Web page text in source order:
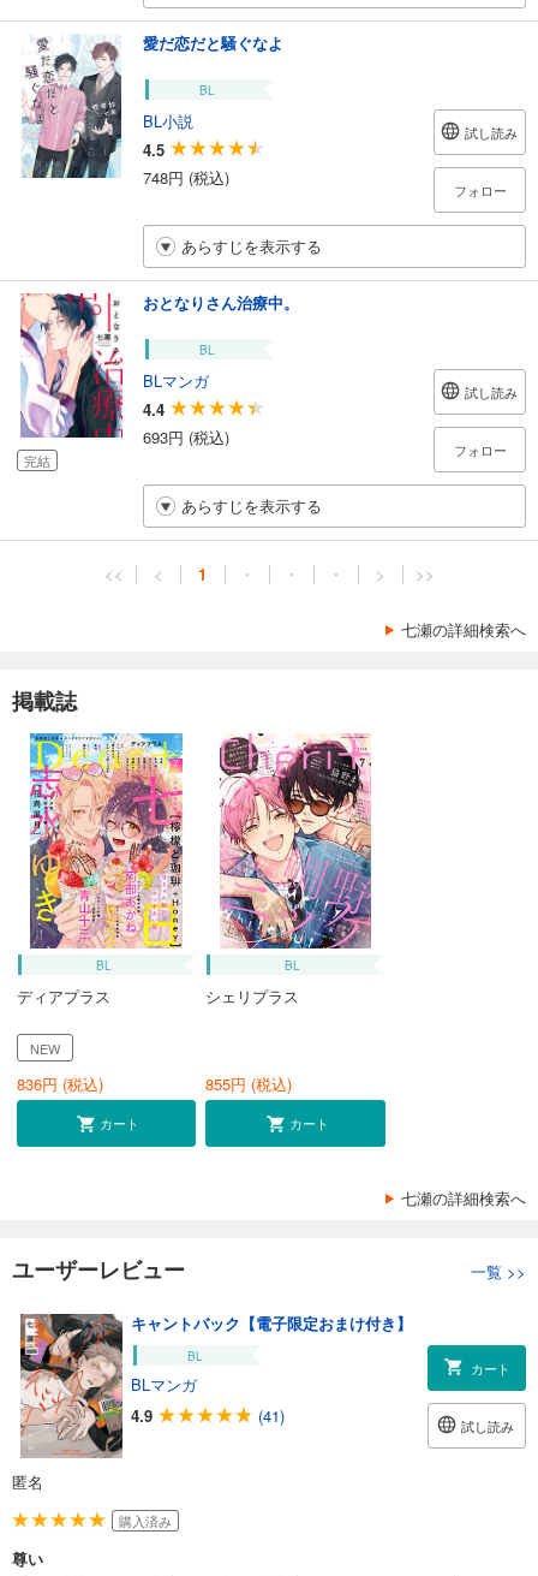
愛だ恋だと騒ぐなよ
BL
BL小説
4.5
748円 (税込)
試し読み
フォロー
あらすじを表示する
完結
おとなりさん治療中。
BL
BLマンガ
4.4
693円 (税込)
試し読み
フォロー
あらすじを表示する
<< < 1 ・ ・ ・ > >>
七瀬の詳細検索へ
掲載誌
BL
ディアプラス
NEW
836円 (税込)
カート
BL
シェリプラス
855円 (税込)
カート
七瀬の詳細検索へ
ユーザーレビュー 一覧 >>
キャントバック【電子限定おまけ付き】
BL
BLマンガ
4.9
(41)
カート
試し読み
匿名
購入済み
尊い